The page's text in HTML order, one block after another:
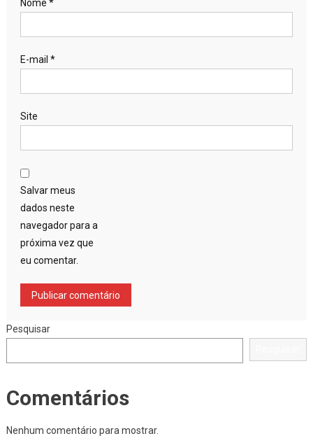
Nome *
E-mail *
Site
Salvar meus
dados neste
navegador para a
próxima vez que
eu comentar.
Pesquisar
Comentários
Nenhum comentário para mostrar.